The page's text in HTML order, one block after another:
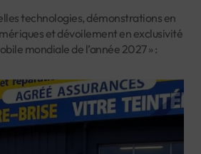
technologies, démonstrations en
et dévoilement en exclusivité
mondiale de l’année 2027 » :